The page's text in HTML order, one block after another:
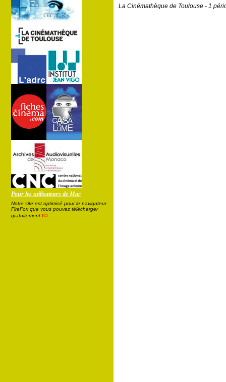
Pour les utilisateurs de Mac
Notre site est optimisé pour le navigateur
FireFox que vous pouvez télécharger
gratuitement ici
La Cinémathèque de Toulouse - 1